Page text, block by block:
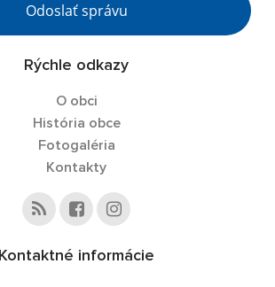
Odoslať správu
Rýchle odkazy
O obci
História obce
Fotogaléria
Kontakty
Kontaktné informácie